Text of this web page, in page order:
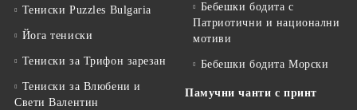
Тениски Puzzles Bulgaria
Йога тениски
Тениски за Трифон зарезан
Тениски за Влюбени и
Свети Валентин
Бебешки бодита с
Патриотични и национални
мотиви
Бебешки бодита Морски
Памучни чанти с принт